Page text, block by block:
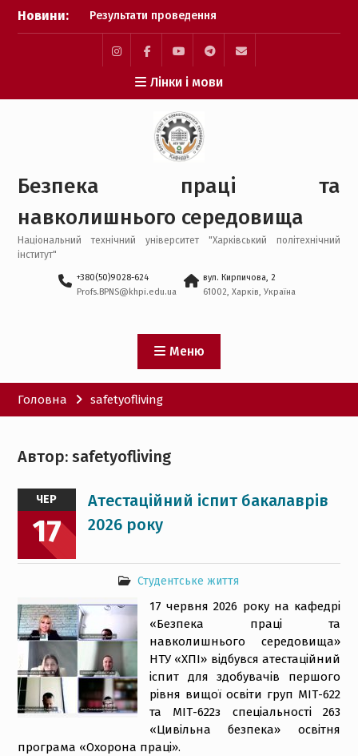
Перейти
Новини:
Результати проведення
XXXIV-ої щорічної
конференції MicroCAD-
2026
Результати наскрізної
практичної підготовки
Атестаційний іспит
бакалаврів 2026 року
робота у травні 2026
InstagramFacebookYouTubeTelegram
Mail
Лінки і мови
Безпека праці та
навколишнього середовища
Національний технічний університет "Харківський політехнічний
інститут"
+380(50)9028-624
Profs.BPNS@khpi.edu.ua
вул. Кирпичова, 2
61002, Харків, Україна
Меню
Головна safetyofliving
Автор: safetyofliving
ЧЕР
17
Атестаційний іспит бакалаврів
2026 року
Студентське життя
17 червня 2026 року на кафедрі
«Безпека праці та
навколишнього середовища»
НТУ «ХПІ» відбувся атестаційний
іспит для здобувачів першого
рівня вищої освіти груп МІТ-622
та МІТ-622з спеціальності 263
«Цивільна безпека» освітня
програма «Охорона праці».